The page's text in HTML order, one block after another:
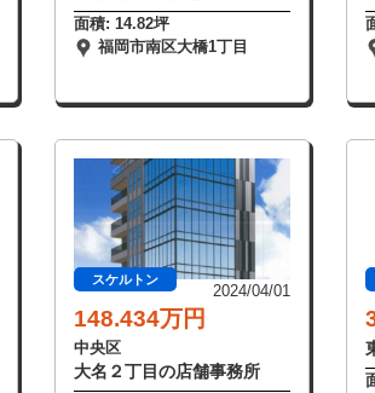
面積: 14.82坪
福岡市南区大橋1丁目
スケルトン
2024/04/01
148.434万円
中央区
大名２丁目の店舗事務所